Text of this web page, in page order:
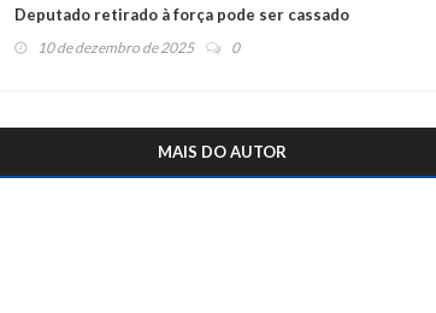
Deputado retirado à força pode ser cassado
10 de dezembro de 2025 0
MAIS DO AUTOR